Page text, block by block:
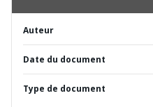
Auteur
Date du document
Type de document